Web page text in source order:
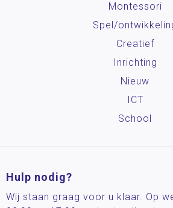
Montessori
Spel/
Creatief
Inrichting
Nieuw
ICT
School
Hulp nodig?
Wij staan graag voor u klaar. Op